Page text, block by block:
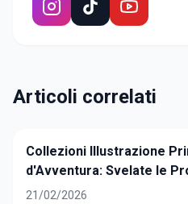
Articoli correlati
Collezioni Illustrazione
d'Avventura: Svelate le
21/02/2026